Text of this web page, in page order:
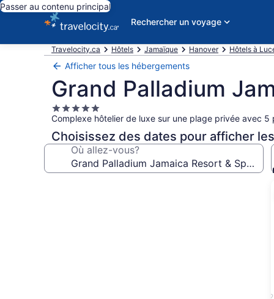
Passer au contenu principal
Rechercher un voyage
Travelocity.ca Hôtels Jamaïque Hanover Hôtels à
Afficher tous les hébergements
Grand Palladium
Hébergement
5.0 étoiles
Complexe hôtelier de luxe sur une plage privée avec 5
Choisissez des dates pour afficher
Où allez-vous?
2